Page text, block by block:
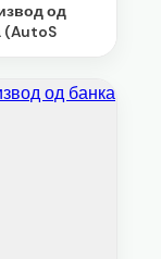
од
(AutoS